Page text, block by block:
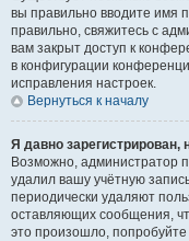
вы правильно вводите имя
правильно, свяжитесь с
вам закрыт доступ к
в конфигурации
исправления настроек.
Вернуться к началу
Я давно зарегистрирован,
Возможно, администратор
удалил вашу учётную
периодически удаляют
оставляющих сообщения,
это произошло, попробуйте